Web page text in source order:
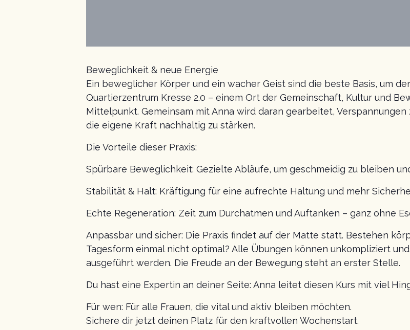
Beweglichkeit & neue Energie
Ein beweglicher Körper und ein wacher Geist sind die beste Basis, um
Quartierzentrum Kresse 2.0 – einem Ort der Gemeinschaft, Kultur und
Mittelpunkt. Gemeinsam mit Anna wird daran gearbeitet,
die eigene Kraft nachhaltig zu stärken.
Die Vorteile dieser Praxis:
Spürbare Beweglichkeit: Gezielte Abläufe, um geschmeidig zu bleiben
Stabilität & Halt: Kräftigung für eine aufrechte Haltung und mehr
Echte Regeneration: Zeit zum Durchatmen und Auftanken – ganz ohne
Anpassbar und sicher: Die Praxis findet auf der Matte statt. Bestehen
Tagesform einmal nicht optimal? Alle Übungen können unkompliziert
ausgeführt werden. Die Freude an der Bewegung steht an erster Stelle.
Du hast eine Expertin an deiner Seite: Anna leitet diesen Kurs mit viel
Für wen: Für alle Frauen, die vital und aktiv bleiben möchten.
Sichere dir jetzt deinen Platz für den kraftvollen Wochenstart.